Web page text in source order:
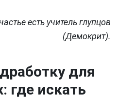
есть учитель глупцов
(Демокрит).
для
где искать